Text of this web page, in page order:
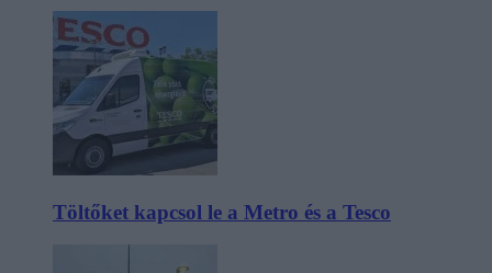
Töltőket kapcsol le a Metro és a Tesco